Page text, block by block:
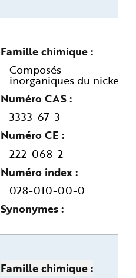
Famille chimique
Composés
inorganiques du nickel
Numéro CAS
3333-67-3
Numéro CE
222-068-2
Numéro index
028-010-00-0
Synonymes
Famille chimique